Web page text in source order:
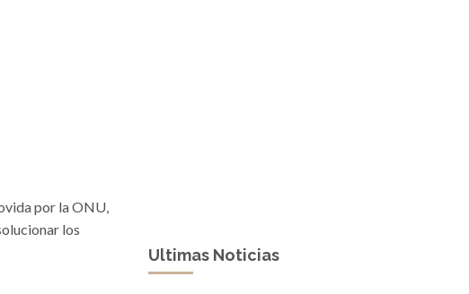
por la ONU,
los
Ultimas Noticias